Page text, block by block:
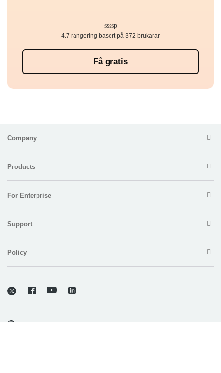
Få gratis
4.7 rangering basert på 372 brukarar
Company
Products
For Enterprise
Support
Policy